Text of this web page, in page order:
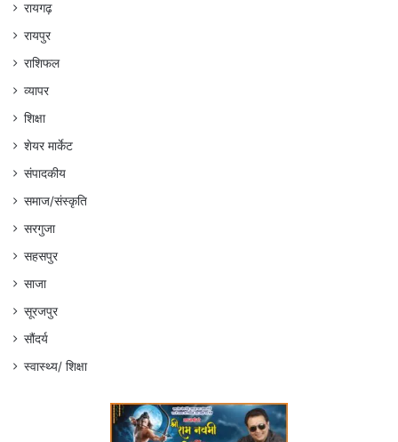
रायगढ़
रायपुर
राशिफल
व्यापर
शिक्षा
शेयर मार्केट
संपादकीय
समाज/संस्कृति
सरगुजा
सहसपुर
साजा
सूरजपुर
सौंदर्य
स्वास्थ्य/ शिक्षा